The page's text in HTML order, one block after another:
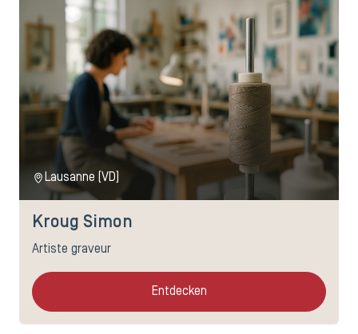
Lausanne (VD)
Kroug Simon
Artiste graveur
Entdecken